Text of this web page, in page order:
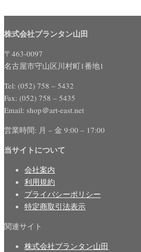
株式会社プランタン山田
〒463-0097
名古屋市守山区川村町1番地1
Tel: (052) 758 – 5432
Fax: (052) 758 – 5435
Email: shop＠art-east.net
営業時間: 月 – 金 9:00 – 17:00
当サイトについて
会社案内
利用規約
プライバシーポリシー
特定商取引法表示
関連サイト
株式会社プランタン山田